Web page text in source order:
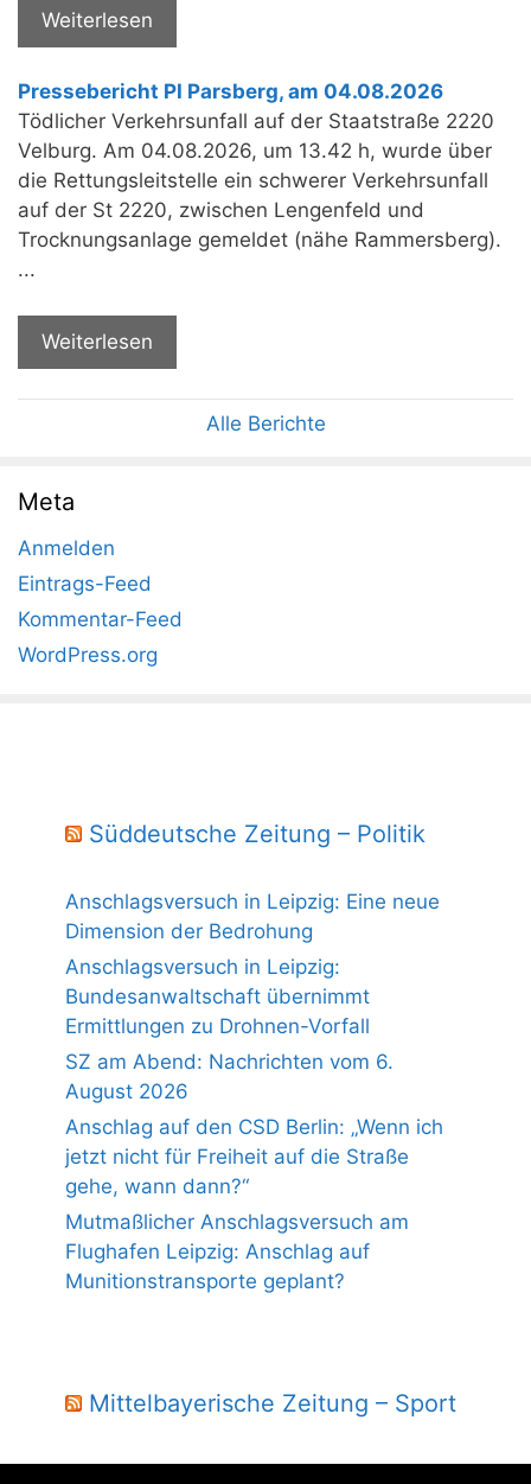
Weiterlesen
Pressebericht PI Parsberg, am 04.08.2026
Tödlicher Verkehrsunfall auf der Staatstraße 2220
Velburg. Am 04.08.2026, um 13.42 h, wurde über
die Rettungsleitstelle ein schwerer Verkehrsunfall
auf der St 2220, zwischen Lengenfeld und
Trocknungsanlage gemeldet (nähe Rammersberg).
...
Weiterlesen
Alle Berichte
Meta
Anmelden
Eintrags-Feed
Kommentar-Feed
WordPress.org
Süddeutsche Zeitung – Politik
Anschlagsversuch in Leipzig: Eine neue
Dimension der Bedrohung
Anschlagsversuch in Leipzig:
Bundesanwaltschaft übernimmt
Ermittlungen zu Drohnen-Vorfall
SZ am Abend: Nachrichten vom 6.
August 2026
Anschlag auf den CSD Berlin: „Wenn ich
jetzt nicht für Freiheit auf die Straße
gehe, wann dann?“
Mutmaßlicher Anschlagsversuch am
Flughafen Leipzig: Anschlag auf
Munitionstransporte geplant?
Mittelbayerische Zeitung – Sport